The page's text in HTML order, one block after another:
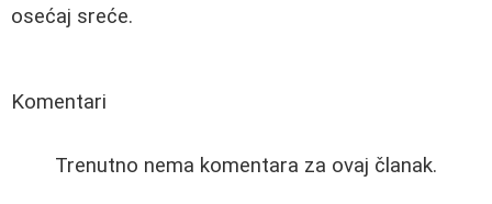
osećaj sreće.
Komentari
Trenutno nema komentara za ovaj članak.